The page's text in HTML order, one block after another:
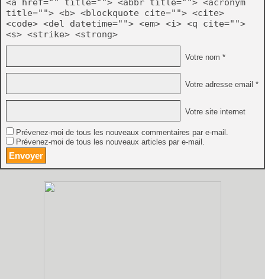
<a href="" title=""> <abbr title=""> <acronym
title=""> <b> <blockquote cite=""> <cite>
<code> <del datetime=""> <em> <i> <q cite="">
<s> <strike> <strong>
Votre nom *
Votre adresse email *
Votre site internet
Prévenez-moi de tous les nouveaux commentaires par e-mail.
Prévenez-moi de tous les nouveaux articles par e-mail.